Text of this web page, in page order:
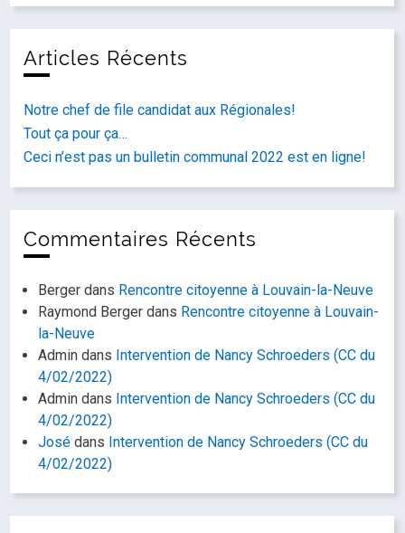
Articles Récents
Notre chef de file candidat aux Régionales!
Tout ça pour ça…
Ceci n’est pas un bulletin communal 2022 est en ligne!
Commentaires Récents
Berger dans Rencontre citoyenne à Louvain-la-Neuve
Raymond Berger dans Rencontre citoyenne à Louvain-
la-Neuve
Admin dans Intervention de Nancy Schroeders (CC du
4/02/2022)
Admin dans Intervention de Nancy Schroeders (CC du
4/02/2022)
José dans Intervention de Nancy Schroeders (CC du
4/02/2022)